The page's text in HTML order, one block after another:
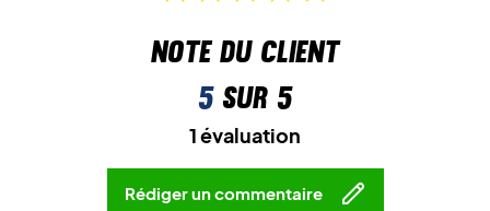
Note du client
5sur 5
1 évaluation
Rédiger un commentaire